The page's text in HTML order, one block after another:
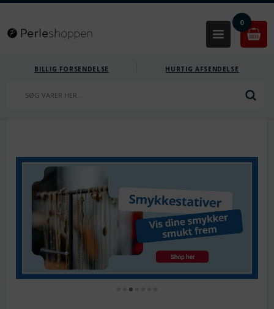
0
BILLIG FORSENDELSE HURTIG AFSENDELSE